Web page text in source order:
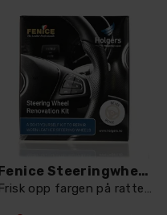
Fenice Steeringwheel Renovation Kit
Frisk opp fargen på rattet - Dark Brown